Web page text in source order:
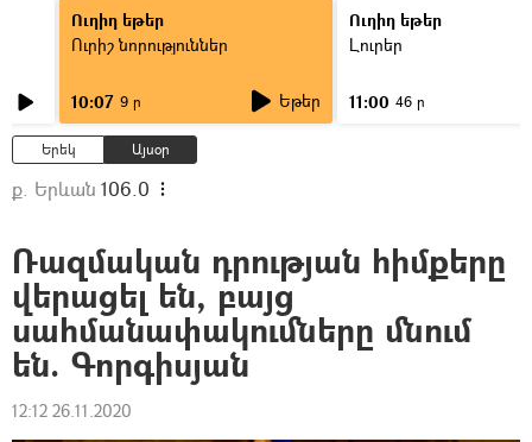
Ուղիղ եթեր
Ուրիշ նորություններ
10:07 9 ր Եթեր
Ուղիղ եթեր
Լուրեր
11:00 46 ր
Երեկ Այսօր
ք. Երևան 106.0
Ռազմական դրության հիմքերը
վերացել են, բայց
սահմանափակումները մնում
են. Գորգիսյան
12:12 26.11.2020